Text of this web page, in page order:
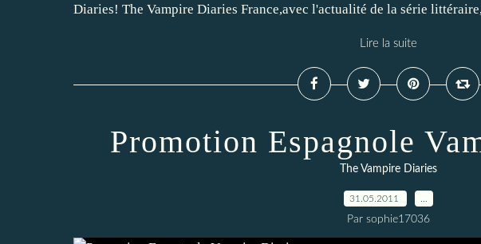
Diaries! The Vampire Diaries France,avec l'actualité de la série
Lire la suite
Promotion Espagnole
The Vampire Diaries
31.05.2011
Par sophie17036